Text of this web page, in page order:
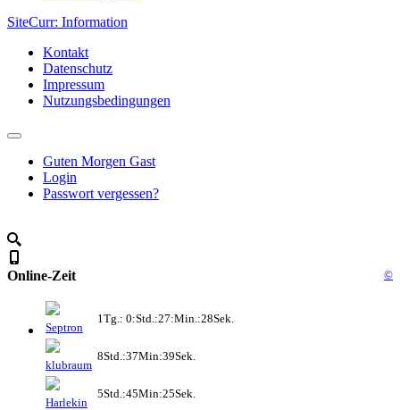
SiteCurr: Information
Kontakt
Datenschutz
Impressum
Nutzungsbedingungen
Guten Morgen Gast
Login
Passwort vergessen?
Online-Zeit ©
Septron
1Tg.: 0:Std.:27:Min.:28Sek.
klubraum
8Std.:37Min:39Sek.
Harlekin
5Std.:45Min:25Sek.